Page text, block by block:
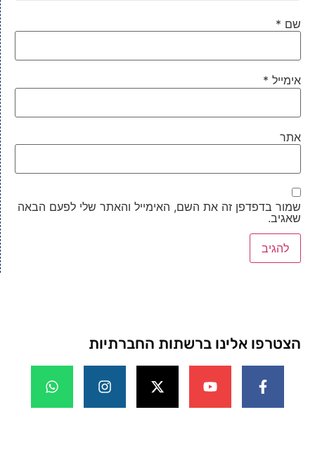
שם *
אימייל *
אתר
שמור בדפדפן זה את השם, האימייל והאתר שלי לפעם הבאה
שאגיב.
הצטרפו אלינו ברשתות החברתיות